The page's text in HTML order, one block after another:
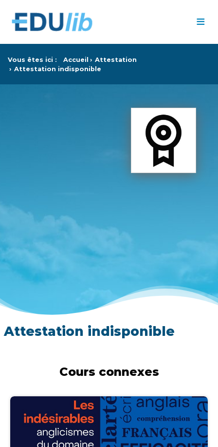
≡
Vous êtes ici : Accueil
Attestation
Attestation indisponible
Attestation indisponible
Cours connexes